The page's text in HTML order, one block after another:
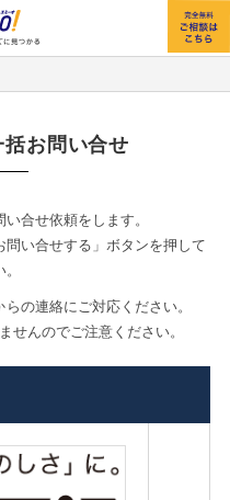
お問い合せ
合せ依頼をします。
い合せする」ボタンを押して
の連絡にご対応ください。
せんのでご注意ください。